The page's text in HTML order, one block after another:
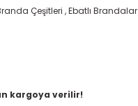
Çeşitleri ,Ebatlı Brandalar
kargoya verilir!